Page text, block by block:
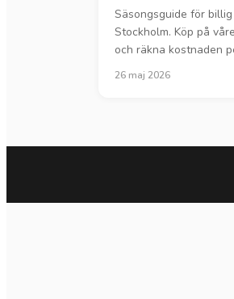
Säsongsguide för
Stockholm. Köp på
och räkna kostnaden
26 maj 2026